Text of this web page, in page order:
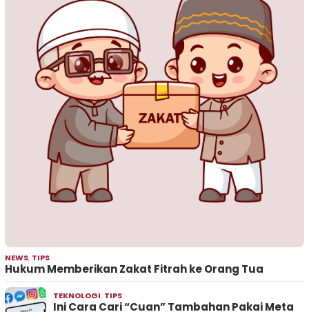
NEWS, TIPS
Hukum Memberikan Zakat Fitrah ke Orang Tua
TEKNOLOGI, TIPS
Ini Cara Cari “Cuan” Tambahan Pakai Meta